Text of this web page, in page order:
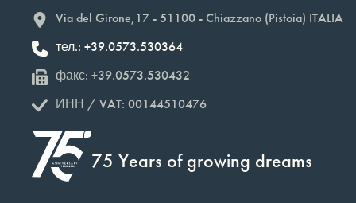
Via del Girone,17 - 51100 - Chiazzano (Pistoia) ITALIA
тел.: +39.0573.530364
факс: +39.0573.530432
ИНН / VAT: 00144510476
75 Years of growing dreams